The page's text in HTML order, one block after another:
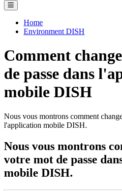
Home
Environment DISH
Comment
de passe dans
mobile DISH
Nous vous montrons comment
l'application mobile DISH.
Nous vous montrons
votre mot de passe
mobile DISH.